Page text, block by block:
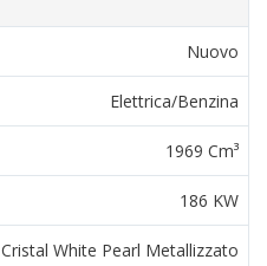
Nuovo
Elettrica/Benzina
1969 Cm³
186 KW
Cristal White Pearl Metallizzato